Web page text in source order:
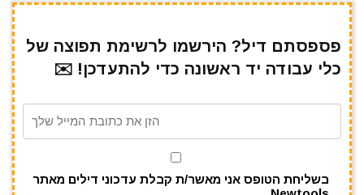
e
b
o
te
r
l
s
A
p
gr
a
m
e
פספסתם דיל? הירשמו לרשימת תפוצה של
כלי עבודה יד ראשונה כדי להתעדכן! ✉️
בשליחת הטופס אני מאשר/ת קבלת עדכוני דילים מאתר